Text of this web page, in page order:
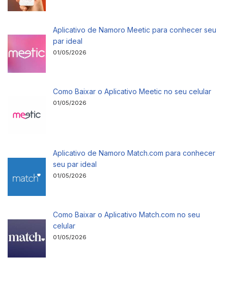
Aplicativo de Namoro Meetic para conhecer seu
par ideal
01/05/2026
Como Baixar o Aplicativo Meetic no seu celular
01/05/2026
Aplicativo de Namoro Match.com para conhecer
seu par ideal
01/05/2026
Como Baixar o Aplicativo Match.com no seu
celular
01/05/2026